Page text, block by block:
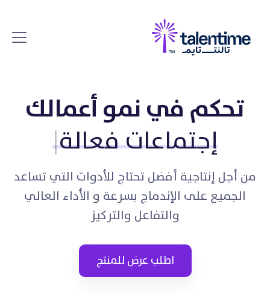
تحكم في نمو أعمالك
إجتماعات فعالة|
من أجل إنتاجية أفضل تحتاج للأدوات التي تساعد
الجميع على الإندماج بسرعة و الأداء العالي
والتفاعل والتركيز
اطلب عرض للمنتج